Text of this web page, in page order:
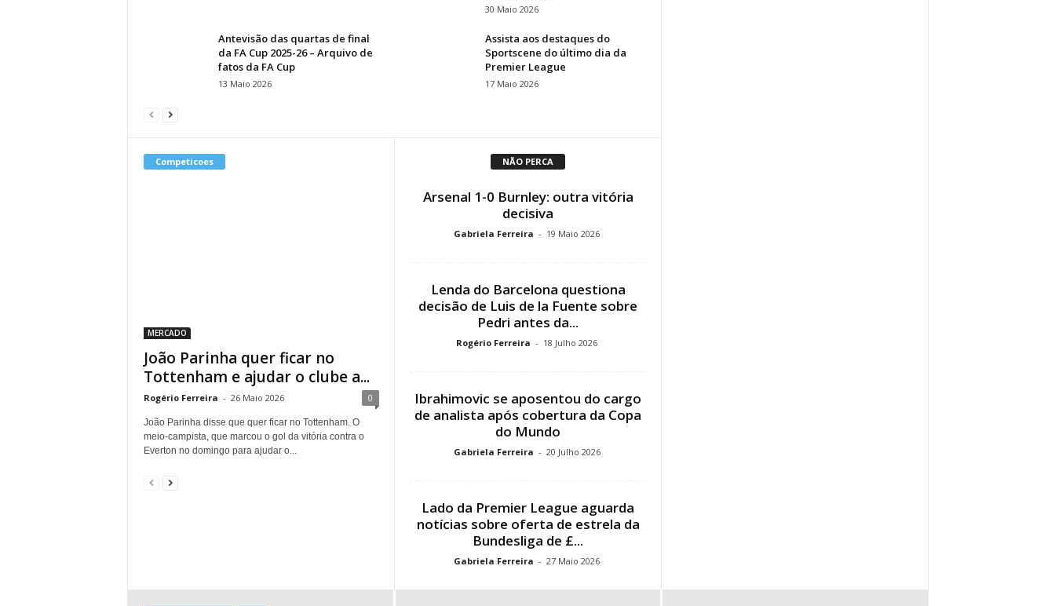
30 Maio 2026
Antevisão das quartas de final
da FA Cup 2025-26 – Arquivo de
fatos da FA Cup
13 Maio 2026
Assista aos destaques do
Sportscene do último dia da
Premier League
17 Maio 2026
Competicoes
MERCADO
João Parinha quer ficar no
Tottenham e ajudar o clube a...
Rogério Ferreira - 26 Maio 2026 0
João Parinha disse que quer ficar no Tottenham. O
meio-campista, que marcou o gol da vitória contra o
Everton no domingo para ajudar o...
NÃO PERCA
Arsenal 1-0 Burnley: outra vitória
decisiva
Gabriela Ferreira - 19 Maio 2026
Lenda do Barcelona questiona
decisão de Luis de la Fuente sobre
Pedri antes da...
Rogério Ferreira - 18 Julho 2026
Ibrahimovic se aposentou do cargo
de analista após cobertura da Copa
do Mundo
Gabriela Ferreira - 20 Julho 2026
Lado da Premier League aguarda
notícias sobre oferta de estrela da
Bundesliga de £...
Gabriela Ferreira - 27 Maio 2026